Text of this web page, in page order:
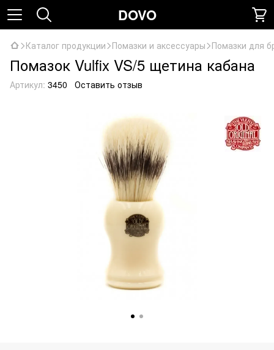
DOVO
Каталог продукции Помазки и аксессуары Помазки для
Помазок Vulfix VS/5 щетина кабана
Артикул: 3450 Оставить отзыв